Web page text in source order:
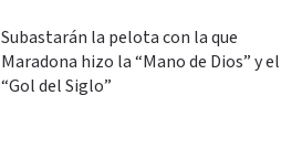
Subastarán la pelota con la que
Maradona hizo la “Mano de Dios” y el
“Gol del Siglo”